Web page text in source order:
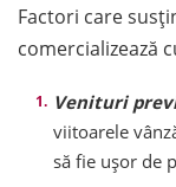
Factori care
comercializează
Venituri
viitoarele
să fie ușor de